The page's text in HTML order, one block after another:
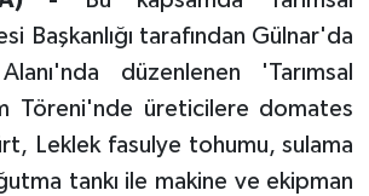
Başkanlığı tarafından Gülnar'da
düzenlenen 'Tarımsal
Töreni'nde üreticilere domates
Leklek fasulye tohumu, sulama
tankı ile makine ve ekipman